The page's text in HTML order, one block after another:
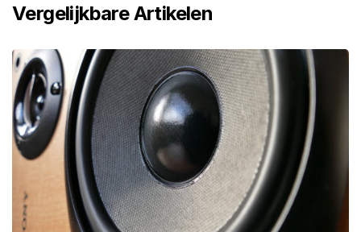
Vergelijkbare Artikelen